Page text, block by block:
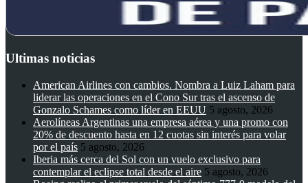
Ultimas noticias
American Airlines con cambios. Nombra a Luiz Laham para
liderar las operaciones en el Cono Sur tras el ascenso de
Gonzalo Schames como líder en EEUU 5 agosto, 2026
Aerolíneas Argentinas una empresa aérea y una promo con
20% de descuento hasta en 12 cuotas sin interés para volar
por el país 5 agosto, 2026
Iberia más cerca del Sol con un vuelo exclusivo para
contemplar el eclipse total desde el aire 5 agosto, 2026